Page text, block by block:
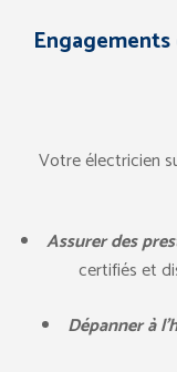
Votre électricien
Assurer des
certifiés et
Dépanner à